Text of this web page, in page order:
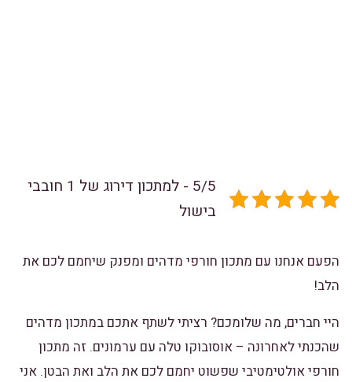
5/5 - למתכון דירוג של 1 חובבי
בישול
הפעם אנחנו עם מתכון חורפי מדהים ומפנק שיחמם לכם את
הלב!
היי חברים, מה שלומכם? רציתי לשתף אתכם במתכון מדהים
שהכנתי לאחרונה – אוסובוקו טלה עם ערמונים. זה מתכון
חורפי אולטימטיבי שפשוט יחמם לכם את הלב ואת הבטן. אני